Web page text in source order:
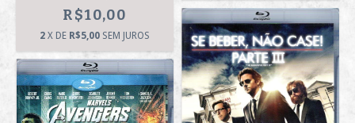
R$10,00
2 X DE R$5,00 SEM JUROS